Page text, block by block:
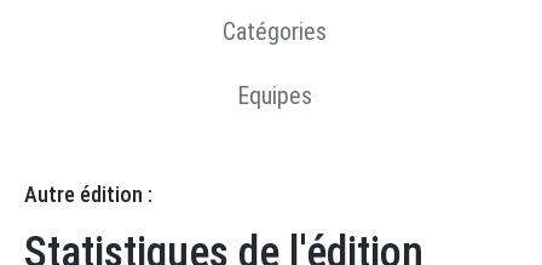
Catégories
Equipes
Autre édition :
Statistiques de l'édition